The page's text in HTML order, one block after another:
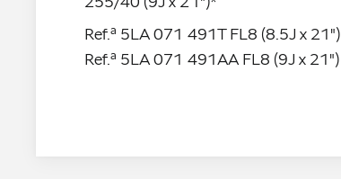
Ref.ª 5LA 071 491T FL8 (8.5J x 21")
Ref.ª 5LA 071 491AA FL8 (9J x 21")